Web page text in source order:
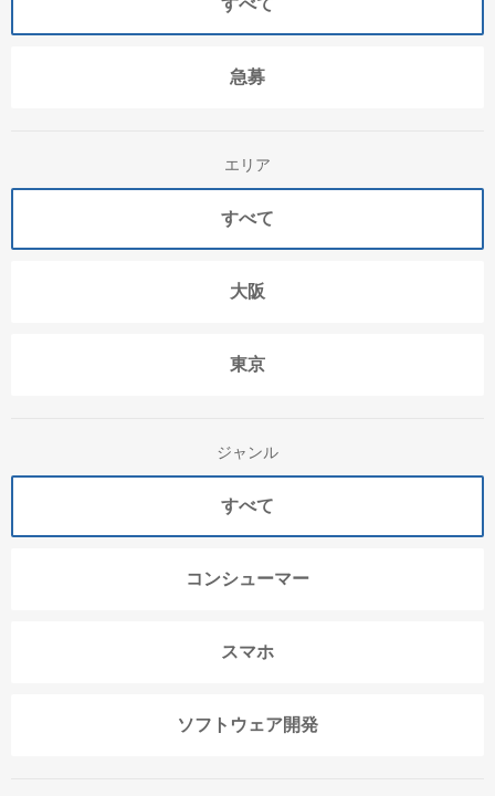
すべて
急募
エリア
すべて
大阪
東京
ジャンル
すべて
コンシューマー
スマホ
ソフトウェア開発